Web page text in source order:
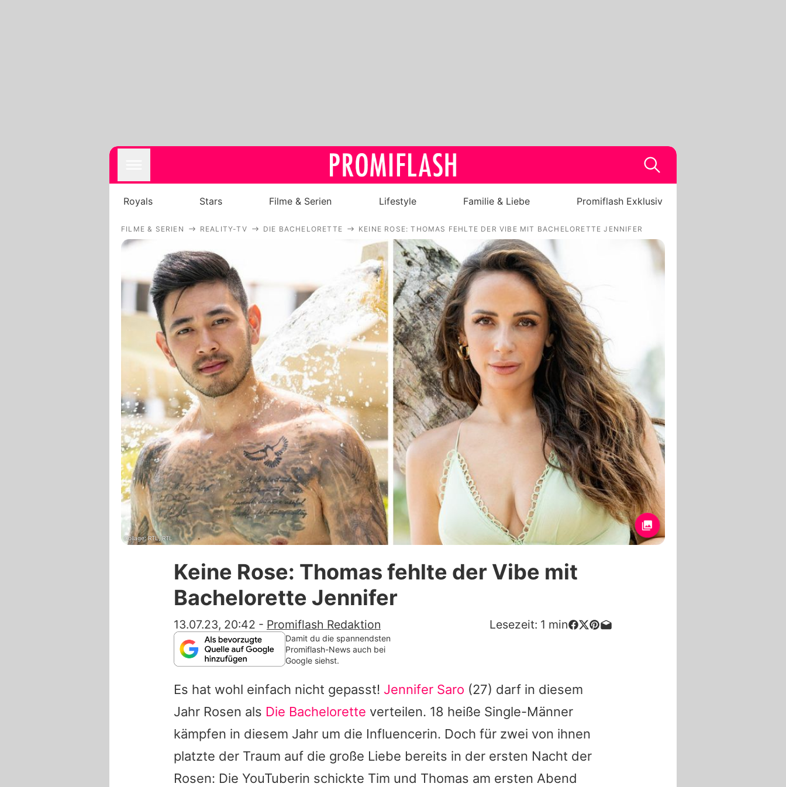
Royals
Stars
Filme & Serien
Lifestyle
Familie & Liebe
Promiflash Exklusiv
Alle Themen auf Promiflash
Jobs
App runterladen
Team
Redaktionelle Richtlinien
Impressum
Datenschutzerklärung
Nutzungsbedingungen
Utiq verwalten
Royals Stars Filme & Serien Lifestyle Familie & Liebe Promiflash Exklusiv
FILME & SERIEN REALITY-TV DIE BACHELORETTE KEINE ROSE: THOMAS FEHLTE DER VIBE MIT BACHELORETTE JENNIFER
Collage: RTL, RTL
Keine Rose: Thomas fehlte der Vibe mit
Bachelorette Jennifer
13.07.23, 20:42 - Promiflash Redaktion Lesezeit: 1 min
Damit du die spannendsten
Promiflash-News auch bei
Google siehst.
Es hat wohl einfach nicht gepasst! Jennifer Saro (27) darf in diesem
Jahr Rosen als Die Bachelorette verteilen. 18 heiße Single-Männer
kämpfen in diesem Jahr um die Influencerin. Doch für zwei von ihnen
platzte der Traum auf die große Liebe bereits in der ersten Nacht der
Rosen: Die YouTuberin schickte Tim und Thomas am ersten Abend